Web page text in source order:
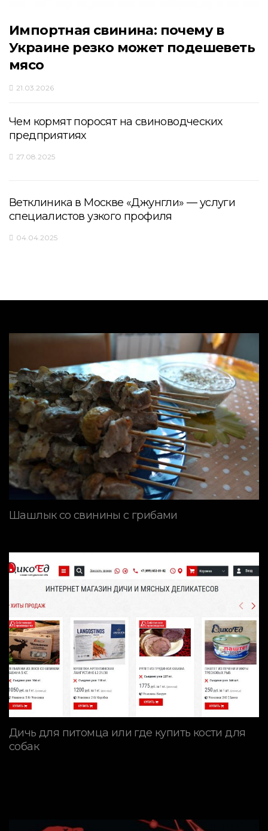
Импортная свинина: почему в
Украине резко может подешеветь
мясо
21.03.2026
Чем кормят поросят на свиноводческих
предприятиях
27.08.2025
Ветклиника в Москве «Джунгли» — услуги
специалистов узкого профиля
04.04.2025
Шашлык со свинины с грибами
Дичь для питомца или где купить кости для
собак